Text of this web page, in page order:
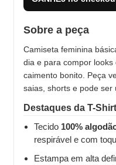
Sobre a peça
Camiseta feminina
dia e para compor
caimento bonito. Peça
saias, shorts e pode ser
Destaques da T-Shirt
Tecido 100%
respirável e com
Estampa em alta